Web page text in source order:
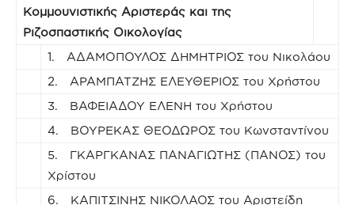
Κομμουνιστικής Αριστεράς και της
Ριζοσπαστικής Οικολογίας
1. ΑΔΑΜΟΠΟΥΛΟΣ ΔΗΜΗΤΡΙΟΣ του Νικολάου
2. ΑΡΑΜΠΑΤΖΗΣ ΕΛΕΥΘΕΡΙΟΣ του Χρήστου
3. ΒΑΦΕΙΑΔΟΥ ΕΛΕΝΗ του Χρήστου
4. ΒΟΥΡΕΚΑΣ ΘΕΟΔΩΡΟΣ του Κωνσταντίνου
5. ΓΚΑΡΓΚΑΝΑΣ ΠΑΝΑΓΙΩΤΗΣ (ΠΑΝΟΣ) του
Χρίστου
6. ΚΑΠΙΤΣΙΝΗΣ ΝΙΚΟΛΑΟΣ του Αριστείδη